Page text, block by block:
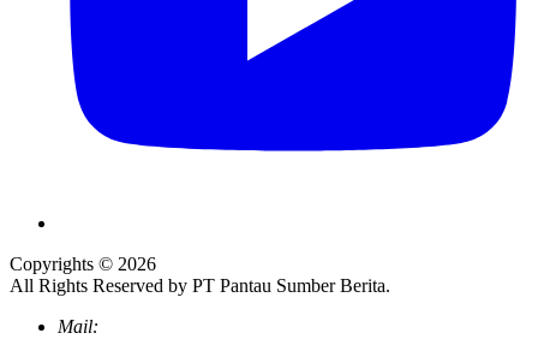
Copyrights © 2026
All Rights Reserved by PT Pantau Sumber Berita.
Mail: